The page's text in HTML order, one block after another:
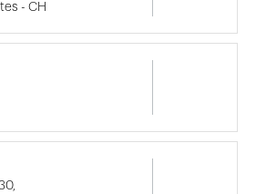
- CH